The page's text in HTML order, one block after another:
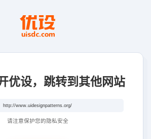
优设，跳转到其他网站
请注意保护您的隐私安全